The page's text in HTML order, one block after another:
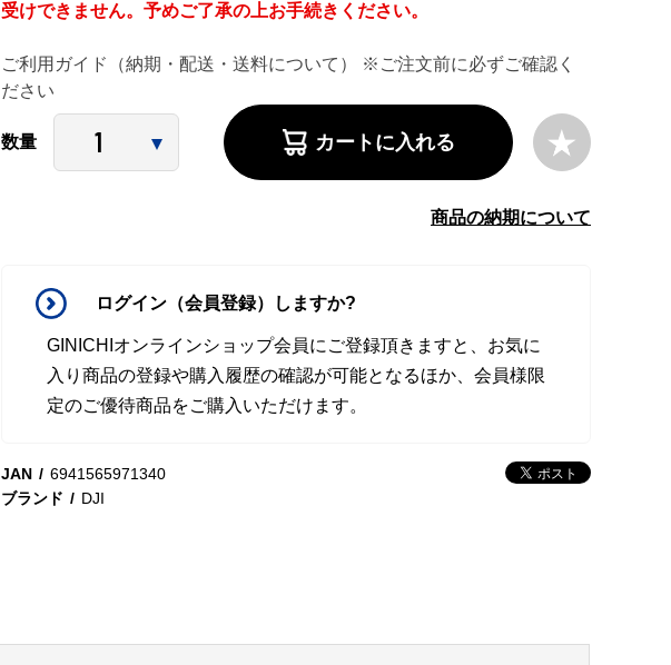
ご利用ガイド（納期・配送・送料について） ※ご注文前に必ずご確認く
ださい
受けできません。予めご了承の上お手続きください。
数量 カートに入れる
商品の納期について
ログイン（会員登録）しますか?
GINICHIオンラインショップ会員にご登録頂きますと、お気に
入り商品の登録や購入履歴の確認が可能となるほか、会員様限
定のご優待商品をご購入いただけます。
JAN
6941565971340
ブランド
DJI